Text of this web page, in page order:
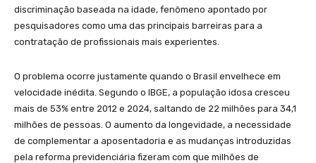
discriminação baseada na idade, fenômeno apontado por
pesquisadores como uma das principais barreiras para a
contratação de profissionais mais experientes.
O problema ocorre justamente quando o Brasil envelhece em
velocidade inédita. Segundo o IBGE, a população idosa cresceu
mais de 53% entre 2012 e 2024, saltando de 22 milhões para 34,1
milhões de pessoas. O aumento da longevidade, a necessidade
de complementar a aposentadoria e as mudanças introduzidas
pela reforma previdenciária fizeram com que milhões de